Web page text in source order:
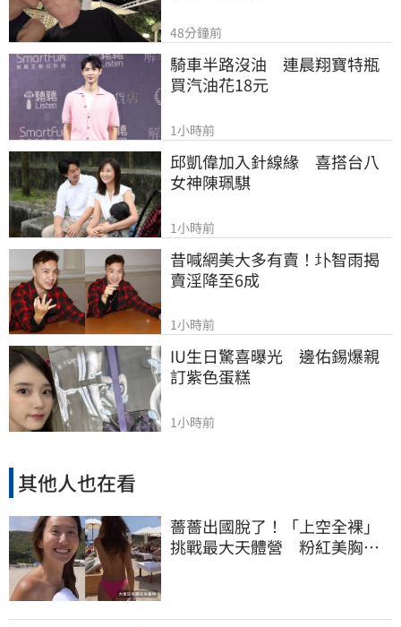
48分鐘前
騎車半路沒油　連晨翔寶特瓶
買汽油花18元
1小時前
邱凱偉加入針線緣　喜搭台八
女神陳珮騏
1小時前
昔喊網美大多有賣！圤智雨揭
賣淫降至6成
1小時前
IU生日驚喜曝光　邊佑錫爆親
訂紫色蛋糕
1小時前
其他人也在看
薔薔出國脫了！「上空全裸」
挑戰最大天體營 粉紅美胸被